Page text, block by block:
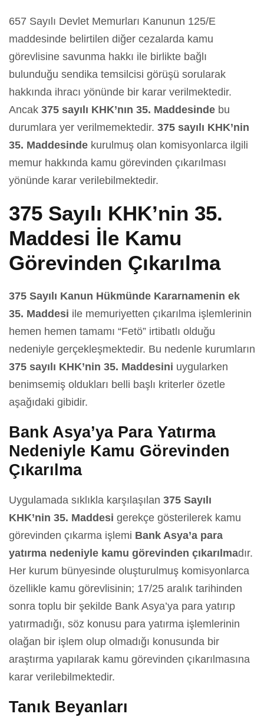
657 Sayılı Devlet Memurları Kanunun 125/E
maddesinde belirtilen diğer cezalarda kamu
görevlisine savunma hakkı ile birlikte bağlı
bulunduğu sendika temsilcisi görüşü sorularak
hakkında ihracı yönünde bir karar verilmektedir.
Ancak 375 sayılı KHK’nın 35. Maddesinde bu
durumlara yer verilmemektedir. 375 sayılı KHK’nin
35. Maddesinde kurulmuş olan komisyonlarca ilgili
memur hakkında kamu görevinden çıkarılması
yönünde karar verilebilmektedir.
375 Sayılı KHK’nin 35.
Maddesi İle Kamu
Görevinden Çıkarılma
375 Sayılı Kanun Hükmünde Kararnamenin ek
35. Maddesi ile memuriyetten çıkarılma işlemlerinin
hemen hemen tamamı “Fetö” irtibatlı olduğu
nedeniyle gerçekleşmektedir. Bu nedenle kurumların
375 sayılı KHK’nin 35. Maddesini uygularken
benimsemiş oldukları belli başlı kriterler özetle
aşağıdaki gibidir.
Bank Asya’ya Para Yatırma
Nedeniyle Kamu Görevinden
Çıkarılma
Uygulamada sıklıkla karşılaşılan 375 Sayılı
KHK’nin 35. Maddesi gerekçe gösterilerek kamu
görevinden çıkarma işlemi Bank Asya’a para
yatırma nedeniyle kamu görevinden çıkarılmadır.
Her kurum bünyesinde oluşturulmuş komisyonlarca
özellikle kamu görevlisinin; 17/25 aralık tarihinden
sonra toplu bir şekilde Bank Asya’ya para yatırıp
yatırmadığı, söz konusu para yatırma işlemlerinin
olağan bir işlem olup olmadığı konusunda bir
araştırma yapılarak kamu görevinden çıkarılmasına
karar verilebilmektedir.
Tanık Beyanları